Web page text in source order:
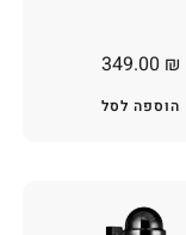
349.00 ₪
הוספה לסל